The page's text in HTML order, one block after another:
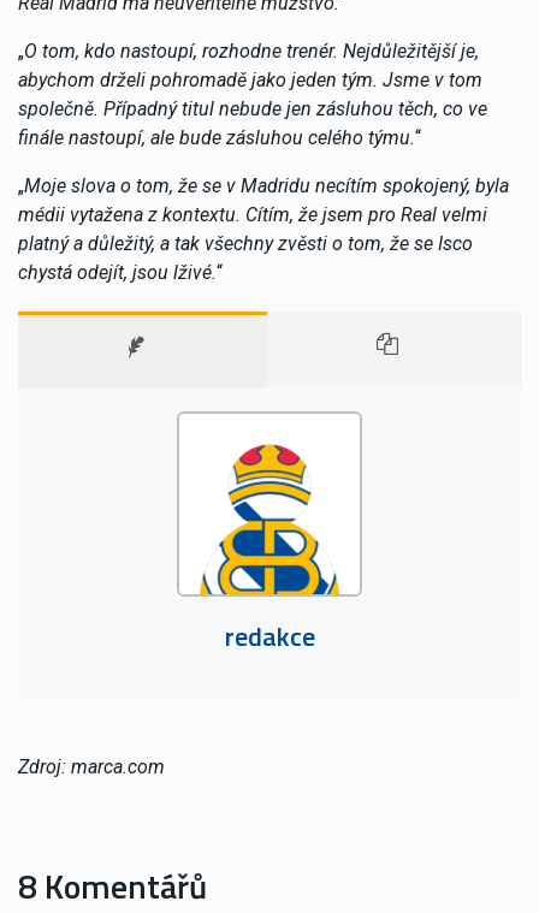
„O tom, kdo nastoupí, rozhodne trenér. Nejdůležitější je,
abychom drželi pohromadě jako jeden tým. Jsme v tom
společně. Případný titul nebude jen zásluhou těch, co ve
finále nastoupí, ale bude zásluhou celého týmu.“
„Moje slova o tom, že se v Madridu necítím spokojený, byla
médii vytažena z kontextu. Cítím, že jsem pro Real velmi
platný a důležitý, a tak všechny zvěsti o tom, že se Isco
chystá odejít, jsou lživé.“
redakce
Zdroj: marca.com
8 Komentářů